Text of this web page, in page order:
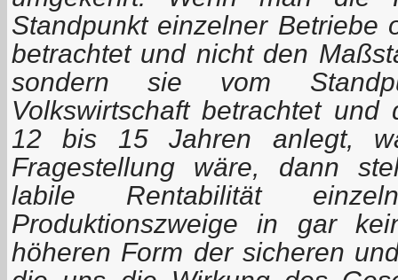
Standpunkt einzelner Betriebe
betrachtet und nicht den
sondern sie vom
Volkswirtschaft betrachtet
12 bis 15 Jahren anlegt,
Fragestellung wäre, dann
labile Rentabilität
Produktionszweige in gar
höheren Form der sicheren